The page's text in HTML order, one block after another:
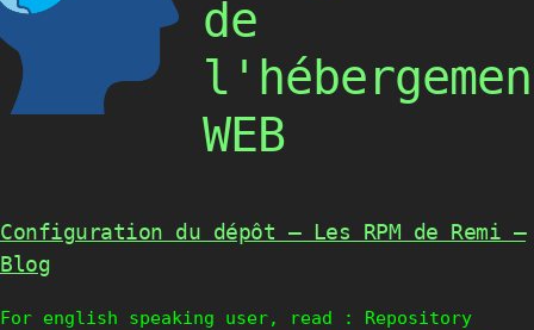
de
WEB
Configuration du dépôt – Les RPM de Remi –
Blog
For english speaking user, read : Repository